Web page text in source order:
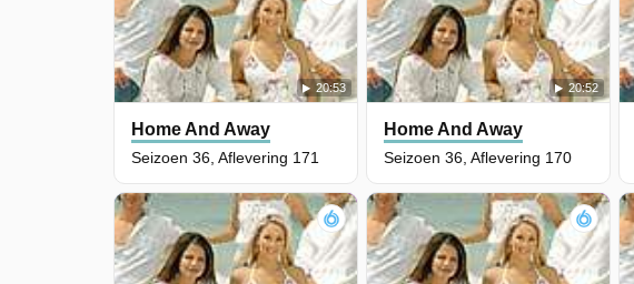
20:53
Home And Away
Seizoen 36, Aflevering 171
20:52
Home And Away
Seizoen 36, Aflevering 170